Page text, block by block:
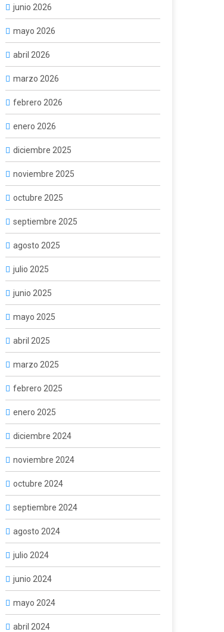
junio 2026
mayo 2026
abril 2026
marzo 2026
febrero 2026
enero 2026
diciembre 2025
noviembre 2025
octubre 2025
septiembre 2025
agosto 2025
julio 2025
junio 2025
mayo 2025
abril 2025
marzo 2025
febrero 2025
enero 2025
diciembre 2024
noviembre 2024
octubre 2024
septiembre 2024
agosto 2024
julio 2024
junio 2024
mayo 2024
abril 2024